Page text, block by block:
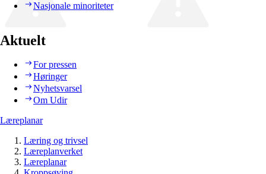
Nasjonale minoriteter
Aktuelt
For pressen
Høringer
Nyhetsvarsel
Om Udir
Læreplanar
Læring og trivsel
Læreplanverket
Læreplanar